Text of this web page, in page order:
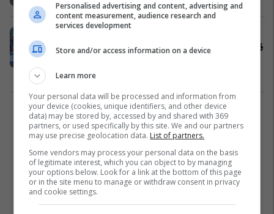
Giggs: Nuk kam folur me Zidane për
Bale, sepse anglishtja e tij nuk është
Ndërkombëtare
2
Personalised advertising and content, advertising and
content measurement, audience research and
services development
Store and/or access information on a device
Learn more
Your personal data will be processed and information from
your device (cookies, unique identifiers, and other device
data) may be stored by, accessed by and shared with 369
partners, or used specifically by this site. We and our partners
may use precise geolocation data. List of partners.
Some vendors may process your personal data on the basis
of legitimate interest, which you can object to by managing
your options below. Look for a link at the bottom of this page
or in the site menu to manage or withdraw consent in privacy
and cookie settings.